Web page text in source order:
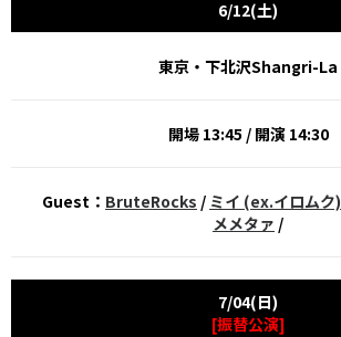
6/12(土)
東京・下北沢Shangri-La
開場 13:45 / 開演 14:30
Guest： BruteRocks / ミイ (ex.イロムク)
メメタァ /
7/04(日)
[振替公演]